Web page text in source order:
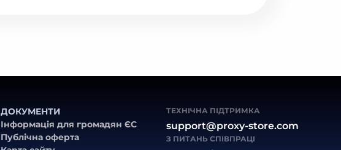
ДОКУМЕНТИ
Інформація для громадян ЄС
Публічна оферта
ТЕХНІЧНА ПІДТРИМКА
support@proxy-store.com
З ПИТАНЬ СПІВПРАЦІ